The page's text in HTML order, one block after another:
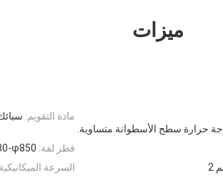
ميزات
مادة التقويم:
حرارة سطح الأسطوانة متساوية.
قطر لفة: φ850
السرعة